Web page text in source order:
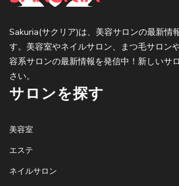
Sakuria(サクリア)は、美容サロンの最新情
す。美容室やネイルサロン、まつ毛サロン
容系サロンの最新情報を発信中！新しいサ
さい。
サロンを探す
美容室
エステ
ネイルサロン